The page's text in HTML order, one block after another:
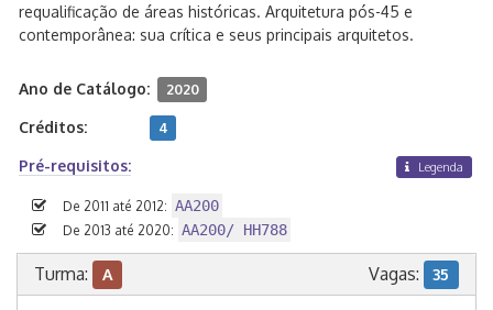
requalificação de áreas históricas. Arquitetura pós-45 e
contemporânea: sua crítica e seus principais arquitetos.
Ano de Catálogo: 2020
Créditos: 4
Pré-requisitos: Legenda
De 2011 até 2012: AA200
De 2013 até 2020: AA200/ HH788
Turma: A Vagas: 35